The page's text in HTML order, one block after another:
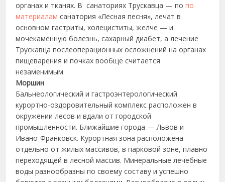
органах и тканях. В санаториях Трускавца — попо
материалам санатория «Лесная песня», лечат в
основном гастриты, холециститы, желче — и
мочекаменную болезнь, сахарный диабет, а лечение
Трускавца послеоперационных осложнений на органах
пищеварения и почках вообще считается
незаменимым.
Моршин
Бальнеологический и гастроэнтерологический
курортно-оздоровительный комплекс расположен в
окружении лесов и вдали от городской
промышленности. Ближайшие города — Львов и
Ивано-Франковск. Курортная зона расположена
отдельно от жилых массивов, в парковой зоне, плавно
переходящей в лесной массив. Минеральные лечебные
воды разнообразны по своему составу и успешно